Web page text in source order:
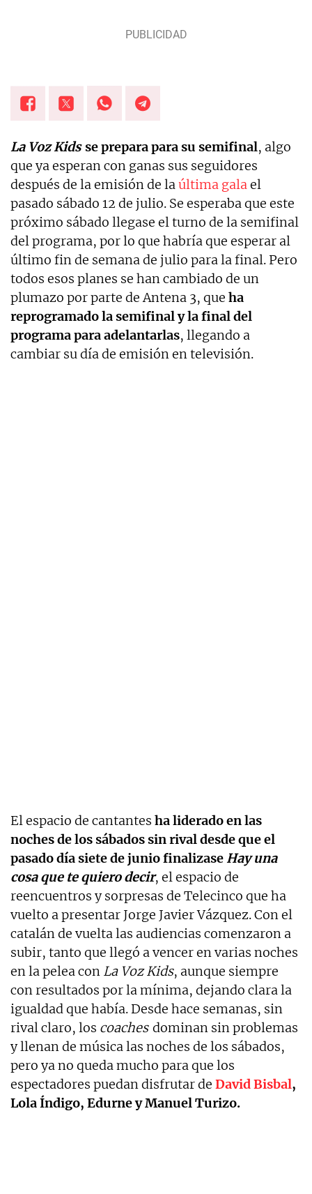
La Voz Kidsse prepara para su semifinal, algo
que ya esperan con ganas sus seguidores
después de la emisión de laúltima galael
pasado sábado 12 de julio. Se esperaba que este
próximo sábado llegase el turno de la semifinal
del programa, por lo que habría que esperar al
último fin de semana de julio para la final. Pero
todos esos planes se han cambiado de un
plumazo por parte de Antena 3, que ha
reprogramado la semifinal y la final del
programa para adelantarlas, llegando a
cambiar su día de emisión en televisión.
El espacio de cantantes ha liderado en las
noches de los sábados sin rival desde que el
pasado día siete de junio finalizaseHay una
cosa que te quiero decir, el espacio de
reencuentros y sorpresas de Telecinco que ha
vuelto a presentar Jorge Javier Vázquez. Con el
catalán de vuelta las audiencias comenzaron a
subir, tanto que llegó a vencer en varias noches
en la pelea con La Voz Kids, aunque siempre
con resultados por la mínima, dejando clara la
igualdad que había. Desde hace semanas, sin
rival claro, los coaches dominan sin problemas
y llenan de música las noches de los sábados,
pero ya no queda mucho para que los
espectadores puedan disfrutar de David Bisbal,
Lola Índigo, Edurne y Manuel Turizo.